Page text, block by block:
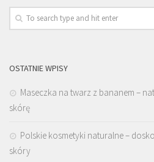
OSTATNIE WPISY
Maseczka na twarz z bananem –
skórę
Polskie kosmetyki naturalne –
skóry